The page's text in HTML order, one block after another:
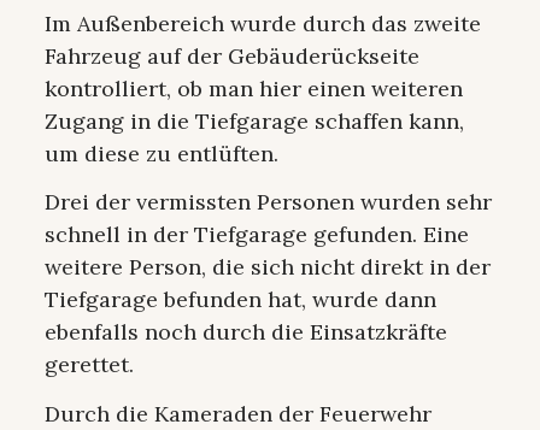
Im Außenbereich wurde durch das zweite
Fahrzeug auf der Gebäuderückseite
kontrolliert, ob man hier einen weiteren
Zugang in die Tiefgarage schaffen kann,
um diese zu entlüften.
Drei der vermissten Personen wurden sehr
schnell in der Tiefgarage gefunden. Eine
weitere Person, die sich nicht direkt in der
Tiefgarage befunden hat, wurde dann
ebenfalls noch durch die Einsatzkräfte
gerettet.
Durch die Kameraden der Feuerwehr